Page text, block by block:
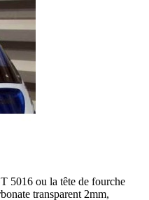
5016 ou la tête de fourche
transparent 2mm,